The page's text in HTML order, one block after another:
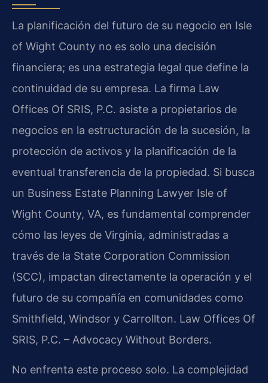
La planificación del futuro de su negocio en Isle
of Wight County no es solo una decisión
financiera; es una estrategia legal que define la
continuidad de su empresa. La firma Law
Offices Of SRIS, P.C. asiste a propietarios de
negocios en la estructuración de la sucesión, la
protección de activos y la planificación de la
eventual transferencia de la propiedad. Si busca
un Business Estate Planning Lawyer Isle of
Wight County, VA, es fundamental comprender
cómo las leyes de Virginia, administradas a
través de la State Corporation Commission
(SCC), impactan directamente la operación y el
futuro de su compañía en comunidades como
Smithfield, Windsor y Carrollton. Law Offices Of
SRIS, P.C. – Advocacy Without Borders.
No enfrenta este proceso solo. La complejidad